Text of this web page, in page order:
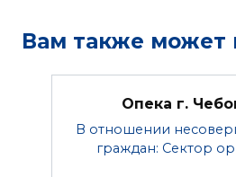
Вам также может
Опека г.
В отношении
граждан: Сектор